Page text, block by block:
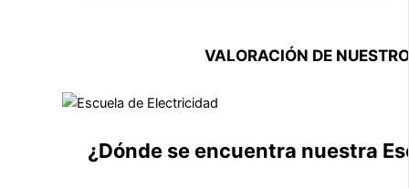
VALORACIÓN DE
¿Dónde se encuentra nuestra